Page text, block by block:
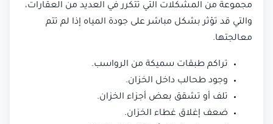
مجموعة من المشكلات التي تتكرر في العديد من العقارات،
والتي قد تؤثر بشكل مباشر على جودة المياه إذا لم تتم
معالجتها.
تراكم طبقات سميكة من الرواسب.
وجود طحالب داخل الخزان.
تلف أو تشقق بعض أجزاء الخزان.
ضعف إغلاق غطاء الخزان.